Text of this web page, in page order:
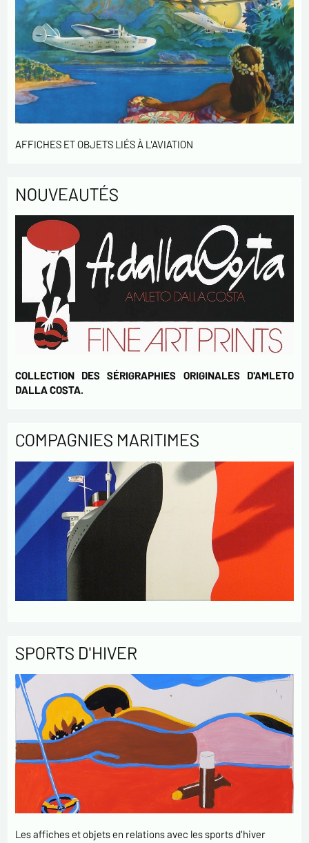
AFFICHES ET OBJETS LIÉS À L'AVIATION
NOUVEAUTÉS
COLLECTION DES SÉRIGRAPHIES ORIGINALES D'AMLETO
DALLA COSTA.
COMPAGNIES MARITIMES
SPORTS D'HIVER
Les affiches et objets en relations avec les sports d'hiver